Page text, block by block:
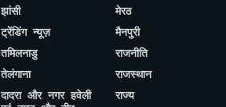
झांसी
ट्रेंडिंग न्यूज़
तमिलनाडु
तेलंगाना
दादरा और नगर हवेली
मेरठ
मैनपुरी
राजनीति
राजस्थान
राज्य